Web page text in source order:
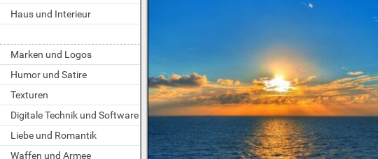
Haus und Interieur
Marken und Logos
Humor und Satire
Texturen
Digitale Technik und Software
Liebe und Romantik
Waffen und Armee